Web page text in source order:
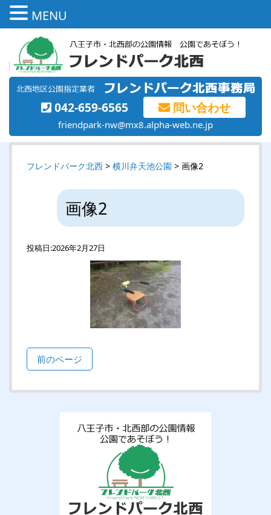
042-659-6565 問い合わせ
friendpark-nw@mx8.alpha-web.ne.jp
フレンドパーク北西 > 横川弁天池公園 > 画像2
画像2
投稿日:2026年2月27日
前のページ
MENU